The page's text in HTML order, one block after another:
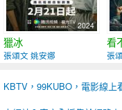
2024
獵冰
張頌文 姚安娜
看
張
KBTV，99KUBO，電影線